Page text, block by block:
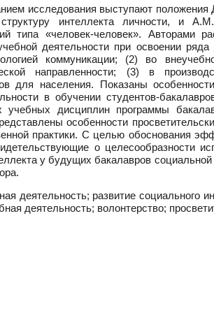
исследования выступают
интеллекта личности, и
типа «человек-человек». Авторами
деятельности при освоении
коммуникации; (2) во
направленности; (3) в
для населения. Показаны
в обучении студентов-
учебных дисциплин программы
особенности
практики. С целью обоснования
о целесообразности
у будущих бакалавров
деятельность; развитие
деятельность; волонтерство;